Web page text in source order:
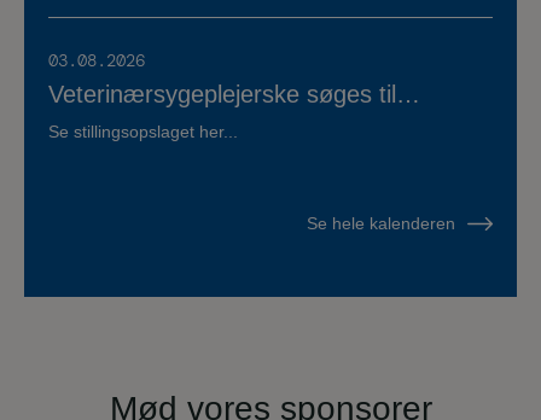
03.08.2026
Veterinærsygeplejerske søges til
Hvidsten Dyrehospital
Se stillingsopslaget her...
Se hele kalenderen
Mød vores sponsorer